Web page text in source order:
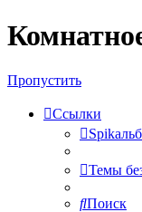
Регистрация
Пропустить
Ссылки
Темы
Поиск